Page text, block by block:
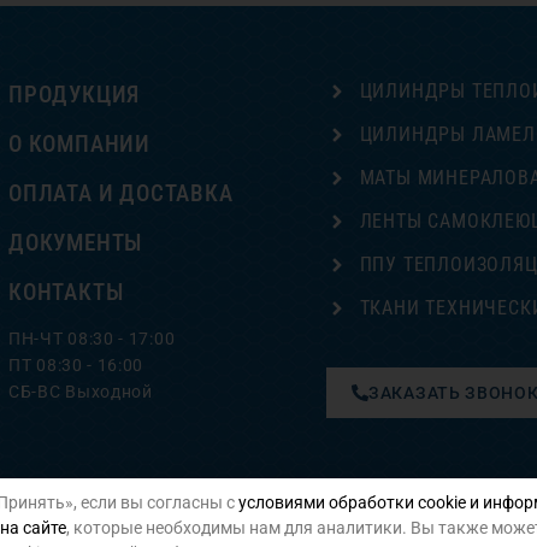
ПРОДУКЦИЯ
О КОМПАНИИ
ОПЛАТА И ДОСТАВКА
ДОКУМЕНТЫ
КОНТАКТЫ
ПН-ЧТ 08:30 - 17:00
ПТ 08:30 - 16:00
СБ-ВС Выходной
ЦИЛИНДРЫ
ЦИЛИНДРЫ
МАТЫ
ЛЕНТЫ
ППУ
ТКАНИ
ЗАКАЗАТЬ ЗВОНОК
Политика конфиденциальности
если вы согласны сусловиями обработки cookie и
сайте, которые необходимы нам для аналитики. Вы также